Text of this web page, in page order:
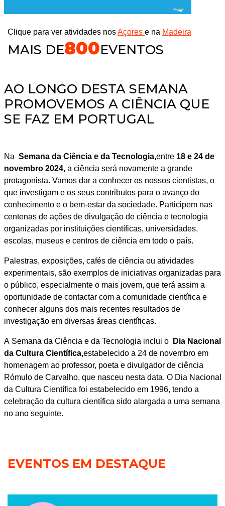
Clique para ver atividades nosAçores e na Madeira
MAIS DE800EVENTOS
AO LONGO DESTA SEMANA
PROMOVEMOS A CIÊNCIA QUE
SE FAZ EM PORTUGAL
Na Semana da Ciência e da Tecnologia,entre18 e 24 de
novembro 2024, a ciência será novamente a grande
protagonista. Vamos dar a conhecer os nossos cientistas, o
que investigam e os seus contributos para o avanço do
conhecimento e o bem-estar da sociedade. Participem nas
centenas de ações de divulgação de ciência e tecnologia
organizadas por instituições científicas, universidades,
escolas, museus e centros de ciência em todo o país.
Palestras, exposições, cafés de ciência ou atividades
experimentais, são exemplos de iniciativas organizadas para
o público, especialmente o mais jovem, que terá assim a
oportunidade de contactar com a comunidade científica e
conhecer alguns dos mais recentes resultados de
investigação em diversas áreas científicas.
A Semana da Ciência e da Tecnologia inclui o
Dia Nacional
da Cultura Científica,estabelecido a 24 de novembro em
homenagem ao professor, poeta e divulgador de ciência
Rómulo de Carvalho, que nasceu nesta data. O Dia Nacional
da Cultura Científica foi estabelecido em 1996, tendo a
celebração da cultura científica sido alargada a uma semana
no ano seguinte.
EVENTOS EM DESTAQUE